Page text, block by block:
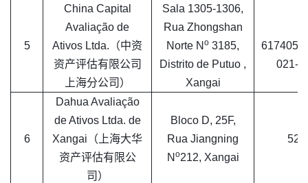
5
China Capital
Avaliação de
Ativos Ltda.（中资
资产评估有限公司
上海分公司）
Sala 1305-1306,
Rua Zhongshan
Norte N o 3185,
Distrito de Putuo ,
Xangai
021-
6
Dahua Avaliação
de Ativos Ltda. de
Xangai（上海大华
资产评估有限公
司）
Bloco D, 25F,
Rua Jiangning
N o212, Xangai